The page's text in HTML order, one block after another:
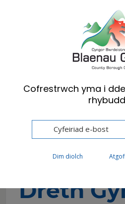
Cymraeg
Preswylwyr
Bandiau
Dreth
Cofrestrwch yma i
Dim diolch